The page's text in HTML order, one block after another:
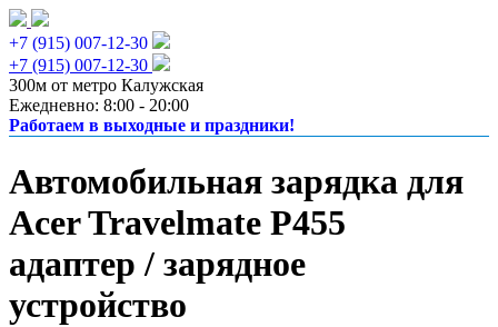
+7 (915) 007-12-30
+7 (915) 007-12-30
300м от метро Калужская
Ежедневно: 8:00 - 20:00
Работаем в выходные и праздники!
Автомобильная зарядка для
Acer Travelmate P455
адаптер / зарядное
устройство